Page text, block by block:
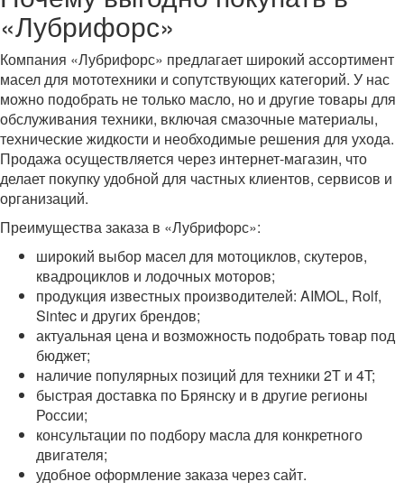
«Лубрифорс»
Компания «Лубрифорс» предлагает широкий ассортимент
масел для мототехники и сопутствующих категорий. У нас
можно подобрать не только масло, но и другие товары для
обслуживания техники, включая смазочные материалы,
технические жидкости и необходимые решения для ухода.
Продажа осуществляется через интернет-магазин, что
делает покупку удобной для частных клиентов, сервисов и
организаций.
Преимущества заказа в «Лубрифорс»:
широкий выбор масел для мотоциклов, скутеров,
квадроциклов и лодочных моторов;
продукция известных производителей: AIMOL, Rolf,
Sintec и других брендов;
актуальная цена и возможность подобрать товар под
бюджет;
наличие популярных позиций для техники 2T и 4T;
быстрая доставка по Брянску и в другие регионы
России;
консультации по подбору масла для конкретного
двигателя;
удобное оформление заказа через сайт.